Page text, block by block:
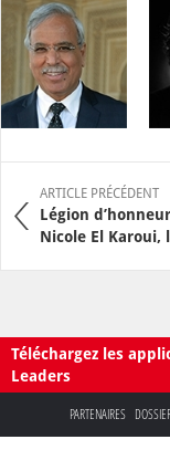
ARTICLE PRÉCÉDENT
Légion
Nicole El Karoui,
Téléchargez les
Leaders
PARTENAIRES